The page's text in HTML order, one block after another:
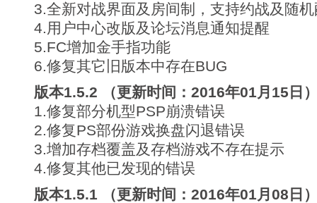
3.全新对战界面及房间制，支持约战及随
4.用户中心改版及论坛消息通知提醒
5.FC增加金手指功能
6.修复其它旧版本中存在BUG
版本1.5.2 （更新时间：2016年01月15日
1.修复部分机型PSP崩溃错误
2.修复PS部份游戏换盘闪退错误
3.增加存档覆盖及存档游戏不存在提示
4.修复其他已发现的错误
版本1.5.1 （更新时间：2016年01月08日